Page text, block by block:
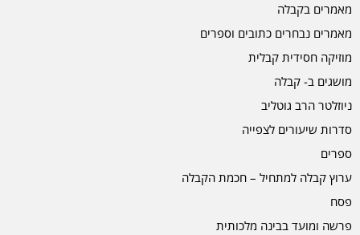
מאמרים בקבלה
מאמרים נבחרים כתובים וספרים
מוזיקה חסידית קבלית
מושגים ב- קבלה
ניוזלטר הרב גוטליב
סדרות שיעורים לצפייה
ספרים
ערוץ קבלה למתחיל – חכמת הקבלה
פסח
פרשה ומועד בבינה מלכותית